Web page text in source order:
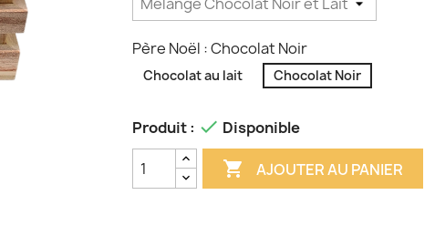
Père Noël : Chocolat Noir
Chocolat au lait Chocolat Noir
Produit :  Disponible
 AJOUTER AU PANIER